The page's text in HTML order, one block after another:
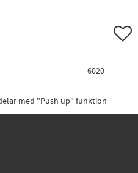
Lägg
6020
med "Push up" funktion